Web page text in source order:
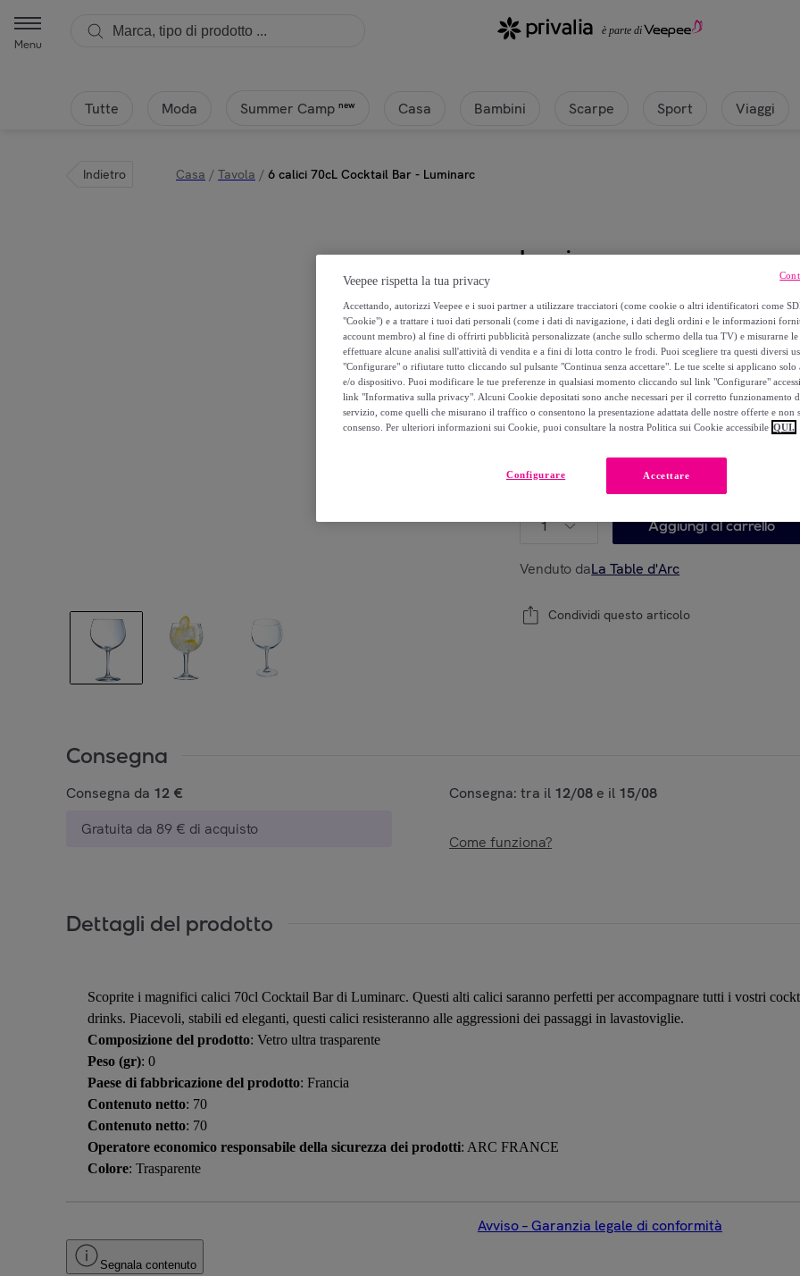
Menu
Tutte Moda Summer Camp new Casa Bambini Scarpe Sport Viaggi
Indietro Casa / Tavola / 6 calici 70cL Cocktail Bar - Luminarc
Luminarc
6 calici 70cL Cocktail Bar -
33,12 €
41,40 €
Modello: 6 calici 70cL Cocktail Bar - Luminarc
1 Aggiungi al carrello
Venduto daLa Table d'Arc
Condividi questo articolo
Consegna
Consegna da 12 €
Gratuita da 89 € di acquisto
Consegna: tra il 12/08 e il 15/08
Come funziona?
Dettagli del prodotto
Scoprite i magnifici calici 70cl Cocktail Bar di Luminarc. Questi alti calici saranno perfetti per accompagnare tutti i vostri
drinks. Piacevoli, stabili ed eleganti, questi calici resisteranno alle aggressioni dei passaggi in lavastoviglie.
Composizione del prodotto: Vetro ultra trasparente
Peso (gr): 0
Paese di fabbricazione del prodotto: Francia
Contenuto netto: 70
Contenuto netto: 70
Operatore economico responsabile della sicurezza dei prodotti: ARC FRANCE
Colore: Trasparente
Avviso – Garanzia legale di conformità
Segnala contenuto
Veepee rispetta la tua privacy
Accettando, autorizzi Veepee e i suoi partner a utilizzare tracciatori (come cookie o altri identificatori come
"Cookie") e a trattare i tuoi dati personali (come i dati di navigazione, i dati degli ordini e le informazioni
account membro) al fine di offrirti pubblicità personalizzate (anche sullo schermo della tua TV) e misurarne le
effettuare alcune analisi sull'attività di vendita e a fini di lotta contro le frodi. Puoi scegliere tra questi diversi
"Configurare" o rifiutare tutto cliccando sul pulsante "Continua senza accettare". Le tue scelte si applicano solo
e/o dispositivo. Puoi modificare le tue preferenze in qualsiasi momento cliccando sul link "Configurare"
link "Informativa sulla privacy". Alcuni Cookie depositati sono anche necessari per il corretto funzionamento
servizio, come quelli che misurano il traffico o consentono la presentazione adattata delle nostre offerte e non
consenso. Per ulteriori informazioni sui Cookie, puoi consultare la nostra Politica sui Cookie accessibile QUI.
Accettare
Configurare